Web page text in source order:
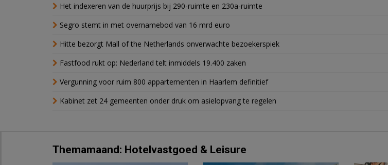
Het indexeren van de huurprijs bij 290-ruimte en 230a-ruimte
Segro stemt in met overnamebod van 16 mrd euro
Hitte bezorgt Mall of the Netherlands onverwachte bezoekerspiek
Fastfood rukt op: Nederland telt inmiddels 19.400 zaken
Vergunning voor ruim 800 appartementen in Haarlem definitief
Kabinet zet 24 gemeenten onder druk om asielopvang te regelen
Themamaand: Hotelvastgoed & Leisure